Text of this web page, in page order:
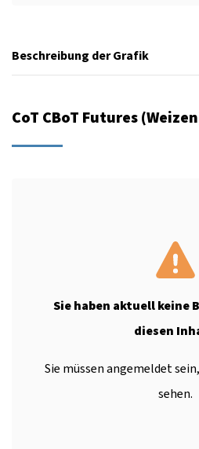
Beschreibung der Grafik
CoT CBoT Futures
Sie haben aktuell keine
diesen
Sie müssen angemeldet
sehen.